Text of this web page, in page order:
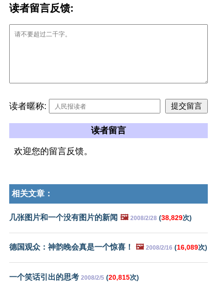
读者留言反馈:
读者暱称:
读者留言
欢迎您的留言反馈。
相关文章：
几张图片和一个没有图片的新闻 🖼️ 2008/2/28 (38,829次)
德国观众：神韵晚会真是一个惊喜！ 🖼️ 2008/2/16 (16,089次)
一个笑话引出的思考 2008/2/5 (20,815次)